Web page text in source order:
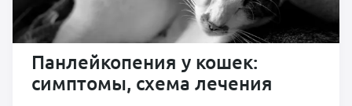
Панлейкопения у кошек:
симптомы, схема лечения